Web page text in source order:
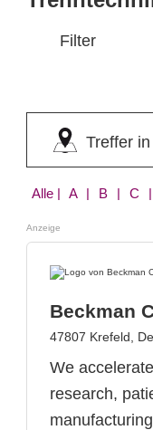
Filter
Treffer
Alle | A | B | C | D | E | F | G | H | I | J | L | M | N | P | Q | R
Anzeige
Beckman
47807 Krefeld,
We
research,